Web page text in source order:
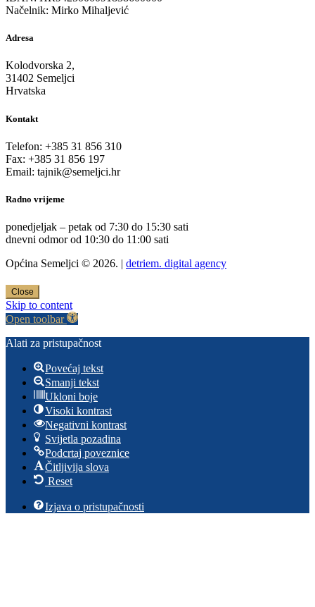
Načelnik: Mirko Mihaljević
Adresa
Kolodvorska 2,
31402 Semeljci
Hrvatska
Kontakt
Telefon: +385 31 856 310
Fax: +385 31 856 197
Email: tajnik@semeljci.hr
Radno vrijeme
ponedjeljak – petak od 7:30 do 15:30 sati
dnevni odmor od 10:30 do 11:00 sati
Općina Semeljci © 2026. | detriem. digital agency
Close
Skip to content
Open toolbar
Alati za pristupačnost
Povećaj tekst
Smanji tekst
Ukloni boje
Visoki kontrast
Negativni kontrast
Svijetla pozadina
Podcrtaj poveznice
Čitljivija slova
Reset
Izjava o pristupačnosti